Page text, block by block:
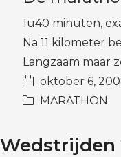
1u40 minuten,
Na 11 kilometer
Langzaam maar
oktober 6,
MARATHON
Wedstrijden